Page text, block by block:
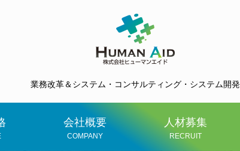
業務改革＆システム・コンサルティング・システム開発
会社概要
COMPANY
人材募集
RECRUIT